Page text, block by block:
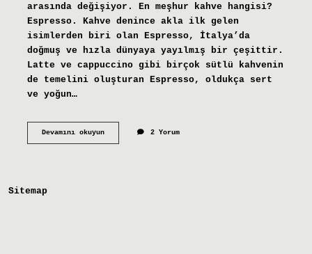
arasında değişiyor. En meşhur kahve hangisi?
Espresso. Kahve denince akla ilk gelen
isimlerden biri olan Espresso, İtalya’da
doğmuş ve hızla dünyaya yayılmış bir çeşittir.
Latte ve cappuccino gibi birçok sütlü kahvenin
de temelini oluşturan Espresso, oldukça sert
ve yoğun…
Devamını okuyunEn
2 Yorum
Sitemap